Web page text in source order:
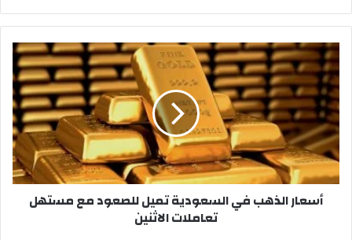
أسعار
الذهب
في
السعودية
تميل
للصعود
مع
مستهل
تعاملات
الاثنينأسعار الذهب في السعودية تميل للصعود مع مستهل
تعاملات الاثنين